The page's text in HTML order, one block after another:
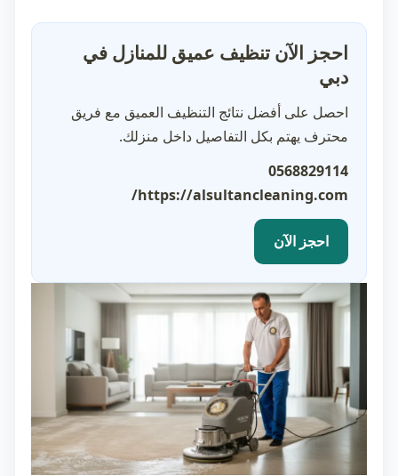
احجز الآن تنظيف عميق للمنازل في
دبي
احصل على أفضل نتائج التنظيف العميق مع فريق
محترف يهتم بكل التفاصيل داخل منزلك.
0568829114
https://alsultancleaning.com/
احجز الآن